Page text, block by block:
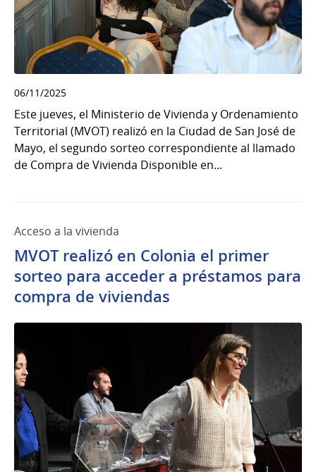
06/11/2025
Este jueves, el Ministerio de Vivienda y Ordenamiento
Territorial (MVOT) realizó en la Ciudad de San José de
Mayo, el segundo sorteo correspondiente al llamado
de Compra de Vivienda Disponible en...
Acceso a la vivienda
MVOT realizó en Colonia el primer
sorteo para acceder a préstamos para
compra de viviendas